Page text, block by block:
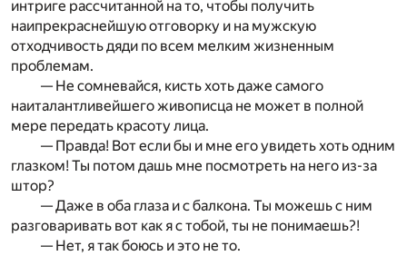
интриге рассчитанной на то, чтобы получить
наипрекраснейшую отговорку и на мужскую
отходчивость дяди по всем мелким жизненным
проблемам.
— Не сомневайся, кисть хоть даже самого
наиталантливейшего живописца не может в полной
мере передать красоту лица.
— Правда! Вот если бы и мне его увидеть хоть одним
глазком! Ты потом дашь мне посмотреть на него из-за
штор?
— Даже в оба глаза и с балкона. Ты можешь с ним
разговаривать вот как я с тобой, ты не понимаешь?!
— Нет, я так боюсь и это не то.